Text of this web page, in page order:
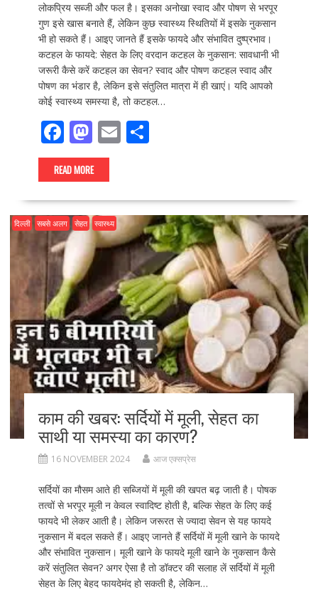
लोकप्रिय सब्जी और फल है। इसका अनोखा स्वाद और पोषण से भरपूर
गुण इसे खास बनाते हैं, लेकिन कुछ स्वास्थ्य स्थितियों में इसके नुकसान
भी हो सकते हैं। आइए जानते हैं इसके फायदे और संभावित दुष्प्रभाव।
कटहल के फायदे: सेहत के लिए वरदान कटहल के नुकसान: सावधानी भी
जरूरी कैसे करें कटहल का सेवन? स्वाद और पोषण कटहल स्वाद और
पोषण का भंडार है, लेकिन इसे संतुलित मात्रा में ही खाएं। यदि आपको
कोई स्वास्थ्य समस्या है, तो कटहल…
F
ac
e
b
o
o
k
M
as
to
d
o
n
E
l
S
e
READ MORE
दिल्ली सबसे अलग सेहत स्वास्थ्य
काम की खबर: सर्दियों में मूली, सेहत का
साथी या समस्या का कारण?
16 NOVEMBER 2024 आज एक्सप्रेस
सर्दियों का मौसम आते ही सब्जियों में मूली की खपत बढ़ जाती है। पोषक
तत्वों से भरपूर मूली न केवल स्वादिष्ट होती है, बल्कि सेहत के लिए कई
फायदे भी लेकर आती है। लेकिन जरूरत से ज्यादा सेवन से यह फायदे
नुकसान में बदल सकते हैं। आइए जानते हैं सर्दियों में मूली खाने के फायदे
और संभावित नुकसान। मूली खाने के फायदे मूली खाने के नुकसान कैसे
करें संतुलित सेवन? अगर ऐसा है तो डॉक्टर की सलाह लें सर्दियों में मूली
सेहत के लिए बेहद फायदेमंद हो सकती है, लेकिन…